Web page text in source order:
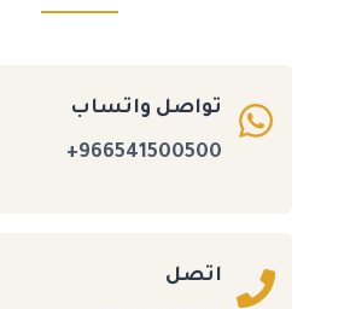
تواصل واتساب
966541500500+
اتصل